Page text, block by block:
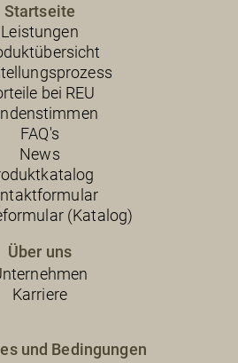
Startseite
Leistungen
bei REU
FAQ's
News
(Katalog)
Über uns
Karriere
und Bedingungen